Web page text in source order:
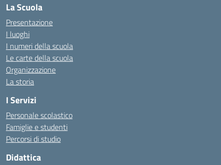
La Scuola
Presentazione
I luoghi
I numeri della scuola
Le carte della scuola
Organizzazione
La storia
I Servizi
Personale scolastico
Famiglie e studenti
Percorsi di studio
Didattica